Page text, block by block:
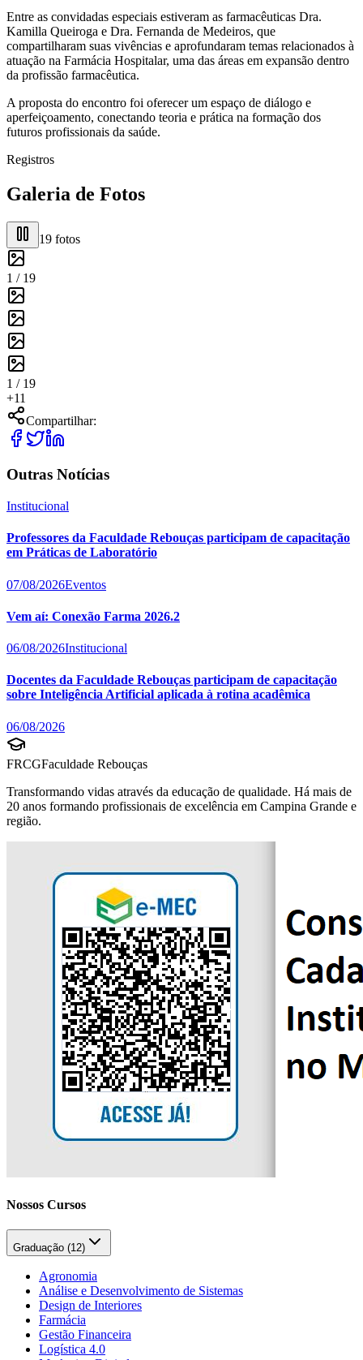
Entre as convidadas especiais estiveram as farmacêuticas Dra.
Kamilla Queiroga e Dra. Fernanda de Medeiros, que
compartilharam suas vivências e aprofundaram temas relacionados à
atuação na Farmácia Hospitalar, uma das áreas em expansão dentro
da profissão farmacêutica.
A proposta do encontro foi oferecer um espaço de diálogo e
aperfeiçoamento, conectando teoria e prática na formação dos
futuros profissionais da saúde.
Registros
Galeria de Fotos
19 fotos
1 / 19
1 / 19
+11
Compartilhar:
Outras Notícias
Institucional
Professores da Faculdade Rebouças participam de capacitação
em Práticas de Laboratório
07/08/2026Eventos
Vem aí: Conexão Farma 2026.2
06/08/2026Institucional
Docentes da Faculdade Rebouças participam de capacitação
sobre Inteligência Artificial aplicada à rotina acadêmica
06/08/2026
FRCGFaculdade Rebouças
Transformando vidas através da educação de qualidade. Há mais de
20 anos formando profissionais de excelência em Campina Grande e
região.
Nossos Cursos
Graduação (12)
Agronomia
Análise e Desenvolvimento de Sistemas
Design de Interiores
Farmácia
Gestão Financeira
Logística 4.0